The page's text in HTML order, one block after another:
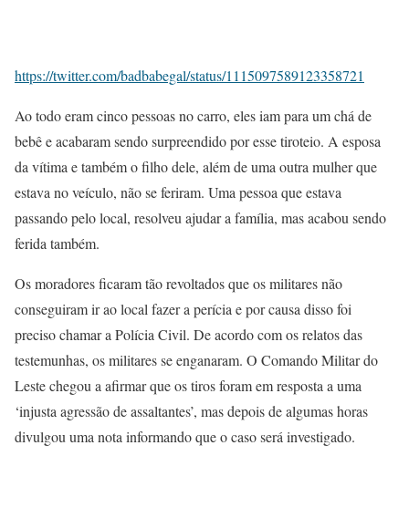
https://twitter.com/badbabegal/status/1115097589123358721
Ao todo eram cinco pessoas no carro, eles iam para um chá de
bebê e acabaram sendo surpreendido por esse tiroteio. A esposa
da vítima e também o filho dele, além de uma outra mulher que
estava no veículo, não se feriram. Uma pessoa que estava
passando pelo local, resolveu ajudar a família, mas acabou sendo
ferida também.
Os moradores ficaram tão revoltados que os militares não
conseguiram ir ao local fazer a perícia e por causa disso foi
preciso chamar a Polícia Civil. De acordo com os relatos das
testemunhas, os militares se enganaram. O Comando Militar do
Leste chegou a afirmar que os tiros foram em resposta a uma
‘injusta agressão de assaltantes’, mas depois de algumas horas
divulgou uma nota informando que o caso será investigado.